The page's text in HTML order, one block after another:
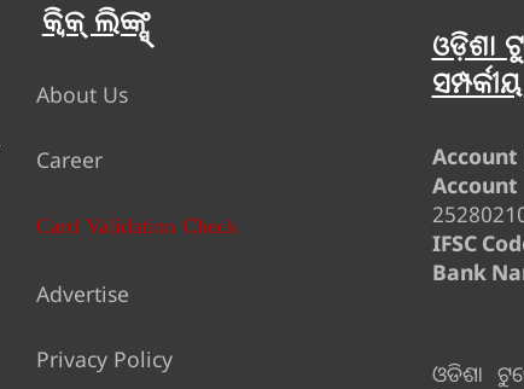
କ୍ୱିକ୍ ଲିଙ୍କ୍ସ୍
About Us
Career
Card Validation Check
Advertise
Privacy Policy
ଓଡ଼ିଶା
Account
IFSC
Bank
ଓଡିଶା